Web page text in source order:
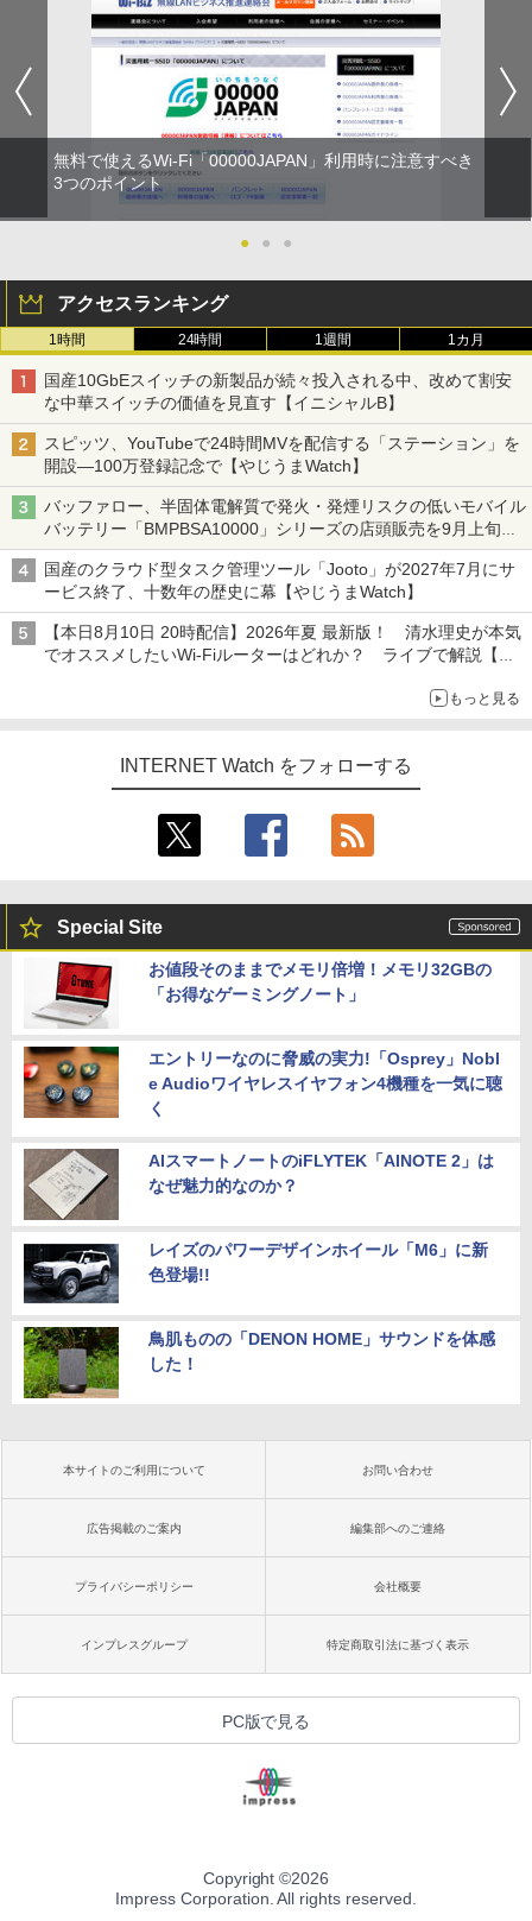
無料で使えるWi-Fi「00000JAPAN」利用時に注意すべき
3つのポイント
● ● ●
アクセスランキング
1時間 24時間 1週間 1カ月
国産10GbEスイッチの新製品が続々投入される中、改めて割安
な中華スイッチの価値を見直す【イニシャルB】
スピッツ、YouTubeで24時間MVを配信する「ステーション」を
開設―100万登録記念で【やじうまWatch】
バッファロー、半固体電解質で発火・発煙リスクの低いモバイル
バッテリー「BMPBSA10000」シリーズの店頭販売を9月上旬に
開始
国産のクラウド型タスク管理ツール「Jooto」が2027年7月にサ
ービス終了、十数年の歴史に幕【やじうまWatch】
【本日8月10日 20時配信】2026年夏 最新版！ 清水理史が本気
でオススメしたいWi-Fiルーターはどれか？ ライブで解説【清
もっと見る
INTERNET Watch をフォローする
Special Site
お値段そのままでメモリ倍増！メモリ32GBの
「お得なゲーミングノート」
エントリーなのに脅威の実力!「Osprey」Nobl
e Audioワイヤレスイヤフォン4機種を一気に聴
く
AIスマートノートのiFLYTEK「AINOTE 2」は
なぜ魅力的なのか？
レイズのパワーデザインホイール「M6」に新
色登場!!
鳥肌ものの「DENON HOME」サウンドを体感
した！
本サイトのご利用について お問い合わせ
広告掲載のご案内 編集部へのご連絡
プライバシーポリシー 会社概要
インプレスグループ 特定商取引法に基づく表示
PC版で見る
Copyright ©2026
Impress Corporation. All rights reserved.